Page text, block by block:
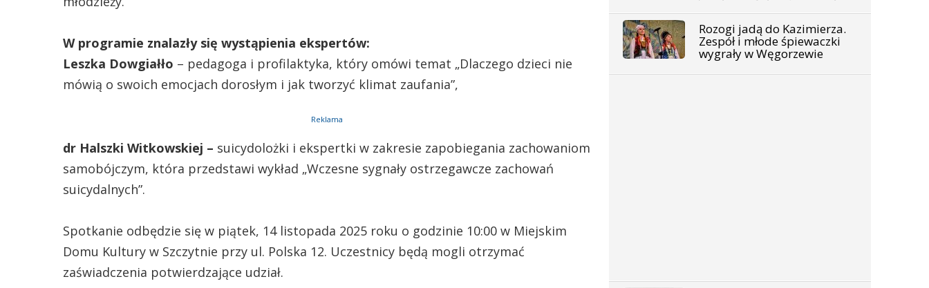
W programie znalazły się wystąpienia ekspertów:
Leszka Dowgiałło – pedagoga i profilaktyka, który omówi temat „Dlaczego dzieci nie
mówią o swoich emocjach dorosłym i jak tworzyć klimat zaufania”,
Reklama
dr Halszki Witkowskiej – suicydolożki i ekspertki w zakresie zapobiegania zachowaniom
samobójczym, która przedstawi wykład „Wczesne sygnały ostrzegawcze zachowań
suicydalnych”.
Spotkanie odbędzie się w piątek, 14 listopada 2025 roku o godzinie 10:00 w Miejskim
Domu Kultury w Szczytnie przy ul. Polska 12. Uczestnicy będą mogli otrzymać
zaświadczenia potwierdzające udział.
Rozogi jadą do Kazimierza.
Zespół i młode śpiewaczki
wygrały w Węgorzewie